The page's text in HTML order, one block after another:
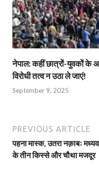
नेपाल: कहीं छात्रों-युवकों के
विरोधी तत्व न उठा ले जाएं!
September 9, 2025
PREVIOUS ARTICLE
पहना मास्क, उतरा नक़ाबः
के तीन किस्से और चौथा मजदूर